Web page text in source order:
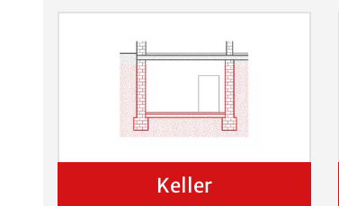
Keller